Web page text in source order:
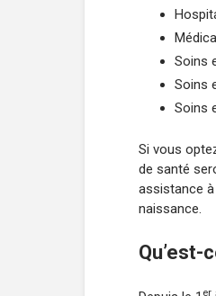
Soins
Soins
Soins
Si vous
de santé
assistance
naissance.
Qu’est-
er